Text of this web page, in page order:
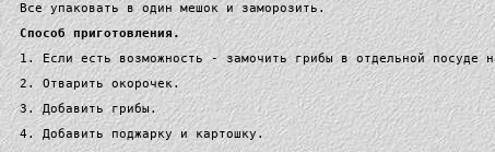
Все упаковать в один мешок и заморозить.
Способ приготовления.
1. Если есть возможность - замочить грибы в отдельной посуде
2. Отварить окорочек.
3. Добавить грибы.
4. Добавить поджарку и картошку.